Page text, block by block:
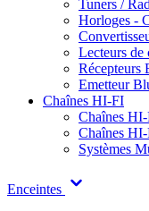
Tuners /
Horloges -
Lecteurs de
Récepteurs
Emetteur
Chaînes HI-FI
Chaînes
Chaînes
Systèmes
Enceintes